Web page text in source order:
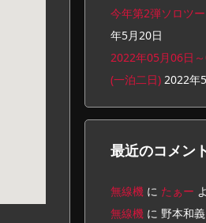
今年第2弾ソロツー
年5月20日
2022年05月06日
(一泊二日) 2022年
最近のコメン
無線機 に たぁー
無線機 に 野本和義